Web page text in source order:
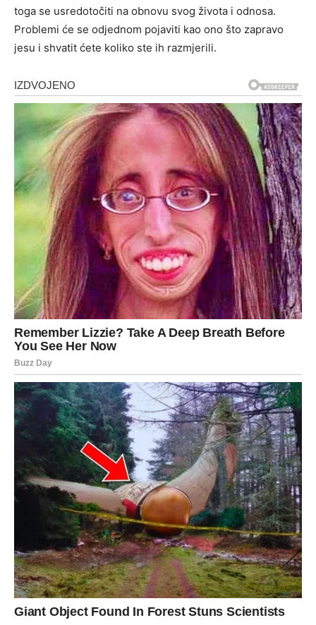
toga se usredotočiti na obnovu svog života i odnosa.
Problemi će se odjednom pojaviti kao ono što zapravo
jesu i shvatit ćete koliko ste ih razmjerili.